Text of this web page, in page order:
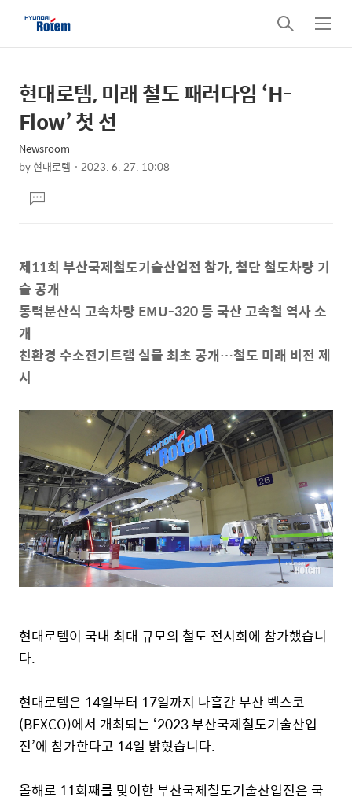
검
색
메
뉴
상
세
컨
텐
본
문
제
목
현대로템, 미래 철도 패러다임 ‘H-
Flow’ 첫 선
Newsroom
by현대로템 2023. 6. 27. 10:08
문댓
글
제11회 부산국제철도기술산업전 참가, 첨단 철도차량 기
술 공개
동력분산식 고속차량 EMU-320 등 국산 고속철 역사 소
개
친환경 수소전기트램 실물 최초 공개…철도 미래 비전 제
시
현대로템이 국내 최대 규모의 철도 전시회에 참가했습니
다.
현대로템은 14일부터 17일까지 나흘간 부산 벡스코
(BEXCO)에서 개최되는 ‘2023부산국제철도기술산업
전’에 참가한다고 14일 밝혔습니다.
올해로 11회째를 맞이한 부산국제철도기술산업전은 국